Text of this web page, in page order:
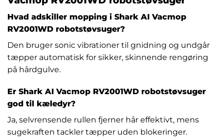
Hvad adskiller mopping i Shark AI Vacmop
RV2001WD robotstøvsuger?
Den bruger sonic vibrationer til gnidning og undgår
tæpper automatisk for sikker, skinnende rengøring
på hårdgulve.
Er Shark AI Vacmop RV2001WD robotstøvsuger
god til kæledyr?
Ja, selvrensende rullen fjerner hår effektivt, mens
sugekraften tackler tæpper uden blokeringer.